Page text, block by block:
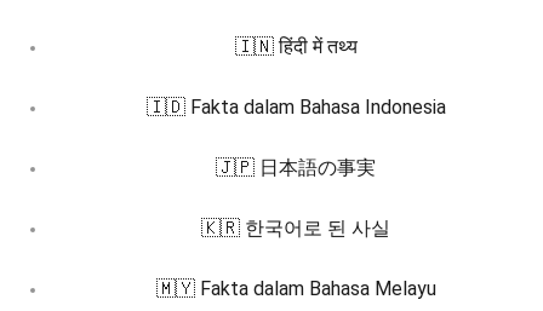
🇮🇳 हिंदी में तथ्य
🇮🇩 Fakta dalam Bahasa Indonesia
🇯🇵 日本語の事実
🇰🇷 한국어로 된 사실
🇲🇾 Fakta dalam Bahasa Melayu